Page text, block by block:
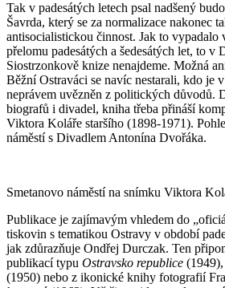
Tak v padesátých letech psal nadšený
Šavrda, který se za normalizace nakonec
antisocialistickou činnost. Jak to vypadalo
přelomu padesátých a šedesátých let, to v
Siostrzonkově knize nenajdeme. Možná
Běžní Ostraváci se navíc nestarali, kdo je
neprávem uvězněn z politických důvodů.
biografů i divadel, kniha třeba přináší
Viktora Koláře staršího (1898-1971).
náměstí s Divadlem Antonína Dvořáka.
Smetanovo náměstí na snímku Viktora
Publikace je zajímavým vhledem do
tiskovin s tematikou Ostravy v období
jak zdůrazňuje Ondřej Durczak. Ten
publikací typu Ostravsko republice (1949),
(1950) nebo z ikonické knihy fotografií